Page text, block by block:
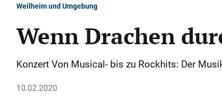
Weilheim und Umgebung
Wenn Drachen
Konzert Von Musical- bis zu Rockhits: Der
10.02.2020